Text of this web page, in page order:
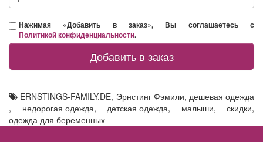
Нажимая «Добавить в заказ», Вы соглашаетесь с
Политикой конфиденциальности.
Добавить в заказ
ERNSTINGS-FAMILY.DE, Эрнстинг Фэмили,дешевая одежда
, недорогая одежда, детская одежда, малыши, скидки,
одежда для беременных